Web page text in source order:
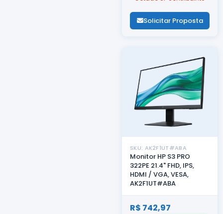
Solicitar Proposta
SKU: AK2F1UT#ABA
Monitor HP S3 PRO
322PE 21.4" FHD, IPS,
HDMI / VGA, VESA,
AK2F1UT#ABA
R$ 742,97